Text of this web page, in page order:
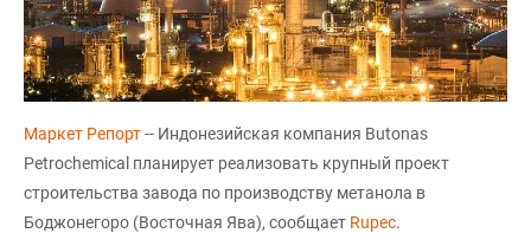
Маркет Репорт-- Индонезийская компания Butonas
Petrochemical планирует реализовать крупный проект
строительства завода по производству метанола в
Боджонегоро (Восточная Ява), сообщает Rupec.